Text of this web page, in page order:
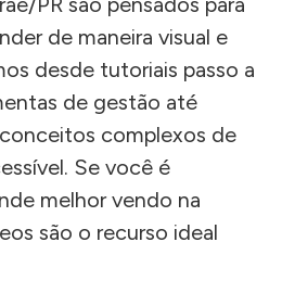
de maneira visual e
desde tutoriais passo a
de gestão até
complexos de
Se você é
melhor vendo na
são o recurso ideal